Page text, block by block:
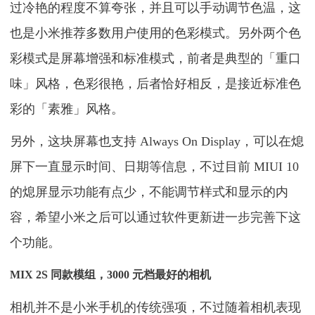
过冷艳的程度不算夸张，并且可以手动调节色温，这
也是小米推荐多数用户使用的色彩模式。另外两个色
彩模式是屏幕增强和标准模式，前者是典型的「重口
味」风格，色彩很艳，后者恰好相反，是接近标准色
彩的「素雅」风格。
另外，这块屏幕也支持 Always On Display，可以在熄
屏下一直显示时间、日期等信息，不过目前 MIUI 10
的熄屏显示功能有点少，不能调节样式和显示的内
容，希望小米之后可以通过软件更新进一步完善下这
个功能。
MIX 2S 同款模组，3000 元档最好的相机
相机并不是小米手机的传统强项，不过随着相机表现